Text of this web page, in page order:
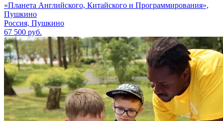
«Планета Английского, Китайского и Программирования»,
Пушкино
Россия, Пушкино
67 500 руб.